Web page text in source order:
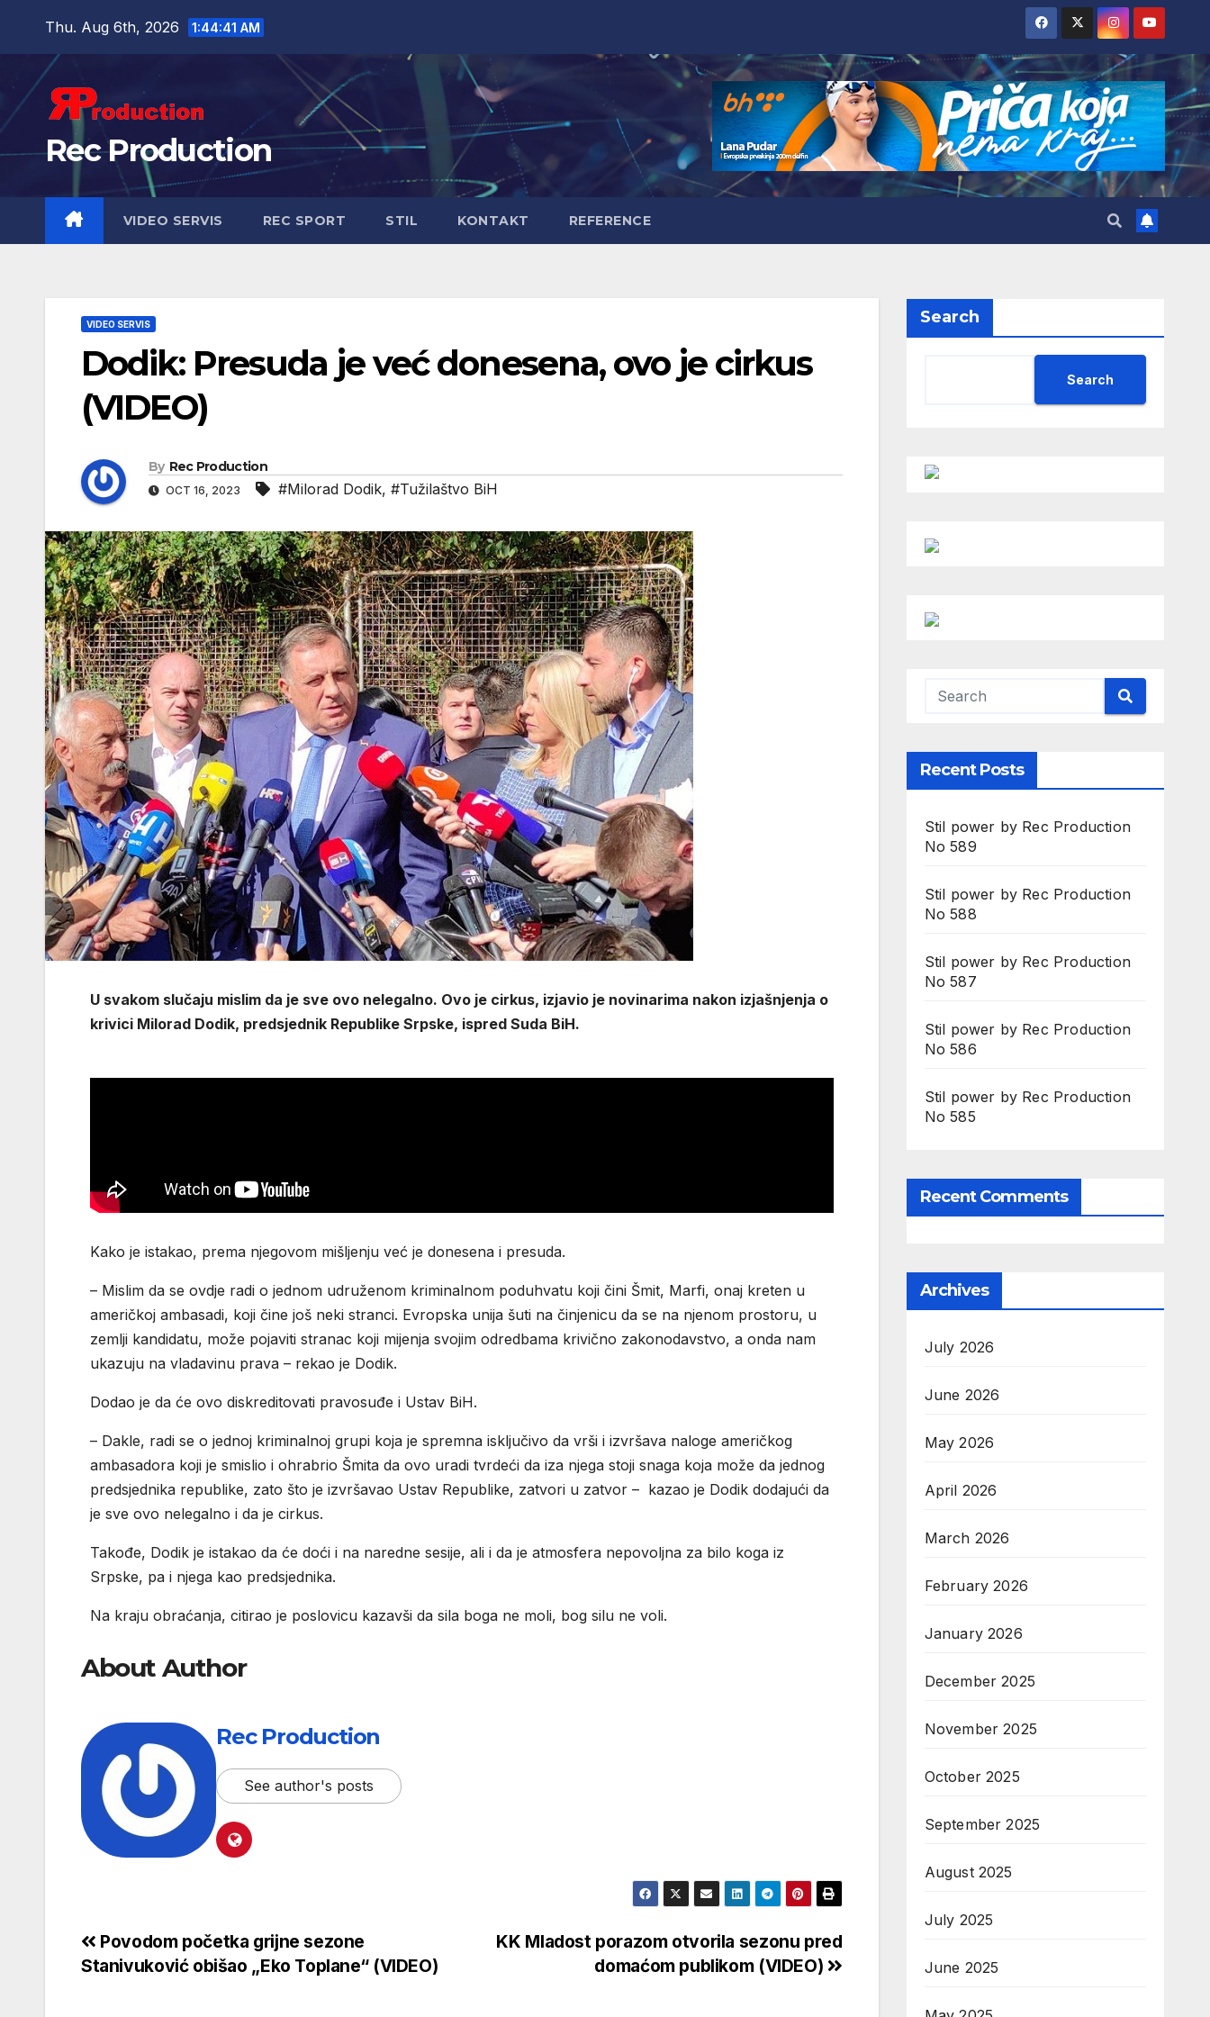
Thu. Aug 6th, 2026 1:44:42 AM
Rec Production
VIDEO SERVIS REC SPORT STIL KONTAKT REFERENCE
VIDEO SERVIS
Dodik: Presuda je već donesena, ovo je cirkus
(VIDEO)
By Rec Production
OCT 16, 2023 #Milorad Dodik, #Tužilaštvo BiH
U svakom slučaju mislim da je sve ovo nelegalno. Ovo je cirkus, izjavio je novinarima nakon izjašnjenja o
krivici Milorad Dodik, predsjednik Republike Srpske, ispred Suda BiH.
Kako je istakao, prema njegovom mišljenju već je donesena i presuda.
– Mislim da se ovdje radi o jednom udruženom kriminalnom poduhvatu koji čini Šmit, Marfi, onaj kreten u
američkoj ambasadi, koji čine još neki stranci. Evropska unija šuti na činjenicu da se na njenom prostoru, u
zemlji kandidatu, može pojaviti stranac koji mijenja svojim odredbama krivično zakonodavstvo, a onda nam
ukazuju na vladavinu prava – rekao je Dodik.
Dodao je da će ovo diskreditovati pravosuđe i Ustav BiH.
– Dakle, radi se o jednoj kriminalnoj grupi koja je spremna isključivo da vrši i izvršava naloge američkog
ambasadora koji je smislio i ohrabrio Šmita da ovo uradi tvrdeći da iza njega stoji snaga koja može da jednog
predsjednika republike, zato što je izvršavao Ustav Republike, zatvori u zatvor – kazao je Dodik dodajući da
je sve ovo nelegalno i da je cirkus.
Takođe, Dodik je istakao da će doći i na naredne sesije, ali i da je atmosfera nepovoljna za bilo koga iz
Srpske, pa i njega kao predsjednika.
Na kraju obraćanja, citirao je poslovicu kazavši da sila boga ne moli, bog silu ne voli.
About Author
Rec Production
See author's posts
KK Mladost porazom otvorila sezonu pred
domaćom publikom (VIDEO)
Povodom početka grijne sezone
Stanivuković obišao „Eko Toplane“ (VIDEO)
Search
Search
Recent Posts
Stil power by Rec Production
No 589
Stil power by Rec Production
No 588
Stil power by Rec Production
No 587
Stil power by Rec Production
No 586
Stil power by Rec Production
No 585
Recent Comments
Archives
July 2026
June 2026
May 2026
April 2026
March 2026
February 2026
January 2026
December 2025
November 2025
October 2025
September 2025
August 2025
July 2025
June 2025